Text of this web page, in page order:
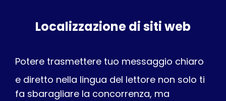
Localizzazione di siti web
Potere trasmettere tuo messaggio chiaro
e diretto nella lingua del lettore non solo ti
fa sbaragliare la concorrenza, ma